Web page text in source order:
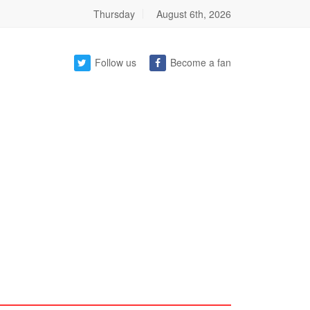
Thursday August 6th, 2026
Follow us Become a fan